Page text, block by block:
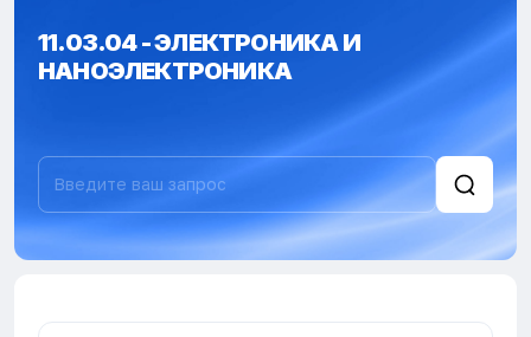
11.03.04 - ЭЛЕКТРОНИКА И
НАНОЭЛЕКТРОНИКА